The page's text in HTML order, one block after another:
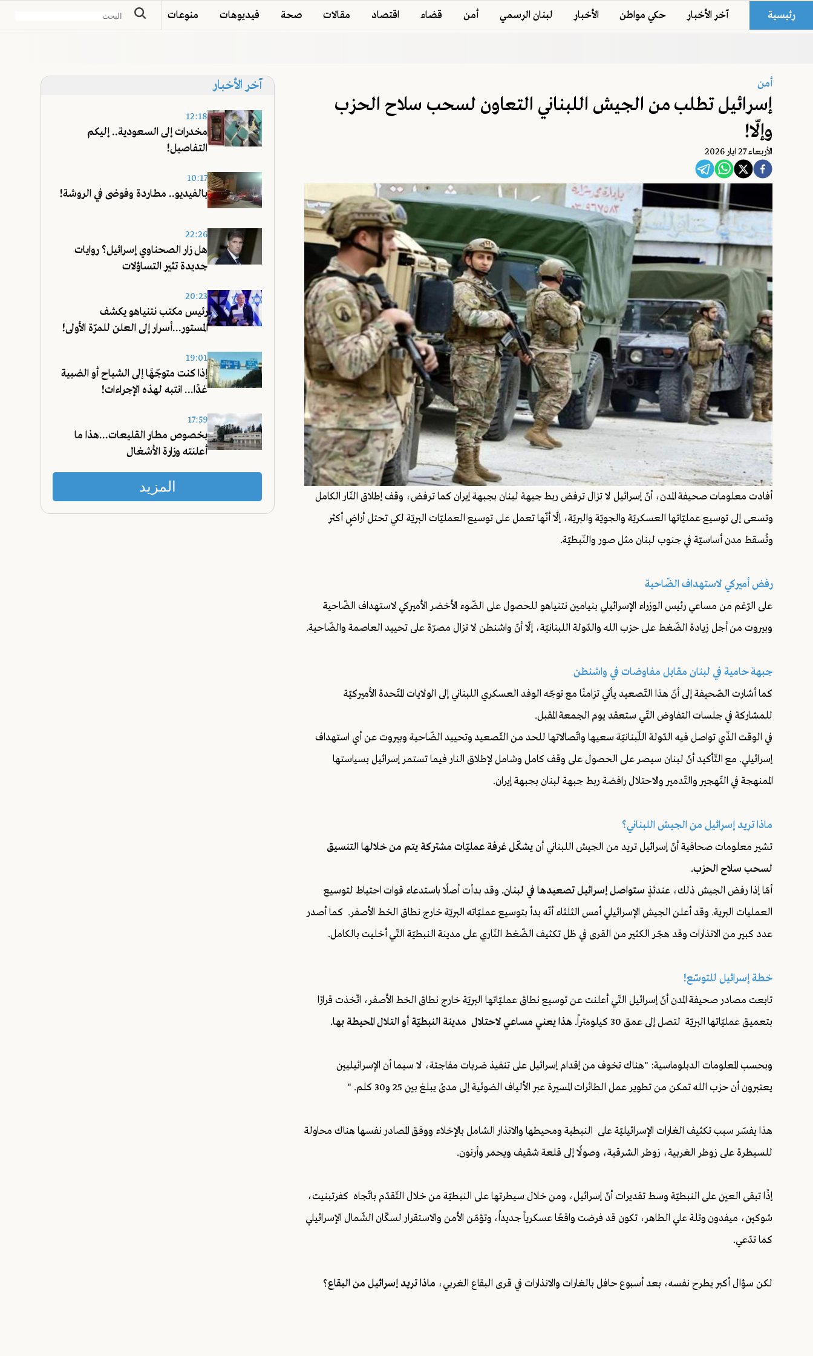
رئيسية آخر الأخبار حكي مواطن الأخبار لبنان الرسمي أمن قضاء اقتصاد مقالات صحة فيديوهات منوعات
أمن
إسرائيل تطلب من الجيش اللبناني التعاون لسحب سلاح الحزب
وإلّا!
اﻷربعاء 27 ايار 2026
أفادت معلومات صحيفة المدن، أنّ إسرائيل لا تزال ترفض ربط جبهة لبنان بجبهة إيران كما ترفض، وقف إطلاق النّار الكامل
وتسعى إلى توسيع عمليّاتها العسكريّة والجويّة والبريّة، إلّا أنّها تعمل على توسيع العمليّات البريّة لكي تحتل أراضٍ أكثر
وتُسقط مدن أساسيّة في جنوب لبنان مثل صور والنّبطيّة.
رفض أميركي لاستهداف الضّاحية
على الرّغم من مساعي رئيس الوزراء الإسرائيلي بنيامين نتنياهو للحصول على الضّوء الأخضر الأميركي لاستهداف الضّاحية
وبيروت من أجل زيادة الضّغط على حزب الله والدّولة اللبنانيّة، إلّا أنّ واشنطن لا تزال مصرّة على تحييد العاصمة والضّاحية.
جبهة حامية في لبنان مقابل مفاوضات في واشنطن
كما أشارت الصّحيفة إلى أنّ هذا التّصعيد يأتي تزامنًا مع توجّه الوفد العسكري اللبناني إلى الولايات المتّحدة الأميركيّة
للمشاركة في جلسات التفاوض التّي ستعقد يوم الجمعة المقبل.
في الوقت الذّي تواصل فيه الدّولة اللّبنانيّة سعيها واتّصالاتها للحد من التّصعيد وتحييد الضّاحية وبيروت عن أي استهداف
إسرائيلي. مع التّأكيد أنّ لبنان سيصر على الحصول على وقف كامل وشامل لإطلاق النار فيما تستمر إسرائيل بسياستها
الممنهجة في التّهجير والتّدمير والاحتلال رافضة ربط جبهة لبنان بجبهة إيران.
ماذا تريد إسرائيل من الجيش اللبناني؟
تشير معلومات صحافية أنّ إسرائيل تريد من الجيش اللبناني أنيشكّل غرفة عمليّات مشتركة يتم من خلالها التنسيق
لسحب سلاح الحزب.
أمّا إذا رفض الجيش ذلك، عندئذٍ ستواصل إسرائيل تصعيدها في لبنان. وقد بدأت أصلًا باستدعاء قوات احتياط لتوسيع
العمليات البرية. وقد أعلن الجيش الإسرائيلي أمس الثلثاء أنّه بدأ بتوسيع عمليّاته البريّة خارج نطاق الخط الأصفر. كما أصدر
عدد كبير من الانذارات وقد هجّر الكثير من القرى في ظل تكثيف الضّغط النّاري على مدينة النبطيّة التّي أخليت بالكامل.
خطة إسرائيل للتوسّع!
تابعت مصادر صحيفة المدن أنّ إسرائيل التّي أعلنت عن توسيع نطاق عمليّاتها البريّة خارج نطاق الخط الأصفر، اتّخذت قرارًا
بتعميق عمليّاتها البريّة لتصل إلى عمق 30 كيلومتراً.
هذا يعني مساعي لاحتلال مدينة النبطيّة أو التلال المحيطة بها.
وبحسب المعلومات الدبلوماسية: "هناك تخوف من إقدام إسرائيل على تنفيذ ضربات مفاجئة، لا سيما أن الإسرائيليين
يعتبرون أن حزب الله تمكن من تطوير عمل الطائرات المسيرة عبر الألياف الضوئية إلى مدىً يبلغ بين 25 و30 كلم. "
هذا يفسّر سبب تكثيف الغارات الإسرائيليّة على النبطية ومحيطها والانذار الشامل بالإخلاء ووفق المصادر نفسها هناك محاولة
للسيطرة على زوطر الغربية، زوطر الشرقية، وصولًا إلى قلعة شقيف ويحمر وأرنون.
إذًا تبقى العين على النبطيّة وسط تقديرات أنّ إسرائيل، ومن خلال سيطرتها على النبطيّة من خلال التّقدّم باتّجاه كفرتبنيت،
شوكين، ميفدون وتلة علي الطاهر، تكون قد فرضت واقعًا عسكرياً جديداً، وتؤمّن الأمن والاستقرار لسكّان الشّمال الإسرائيلي
كما تدّعي.
لكن سؤال أكبر يطرح نفسه، بعد أسبوع حافل بالغارات والانذارات في قرى البقاع الغربي، ماذا تريد إسرائيل من البقاع؟
آخر الأخبار
12:18
مخدرات إلى السعودية.. إليكم
التفاصيل!
10:17
بالفيديو.. مطاردة وفوضى في الروشة!
22:26
هل زار الصحناوي إسرائيل؟ روايات
جديدة تثير التساؤلات
20:23
رئيس مكتب نتنياهو يكشف
المستور...أسرار إلى العلن للمرّة الأولى!
19:01
إذا كنت متوجّهًا إلى الشياح أو الضبية
غدًا... انتبه لهذه الإجراءات!
17:59
بخصوص مطار القليعات...هذا ما
أعلنته وزارة الأشغال
المزيد